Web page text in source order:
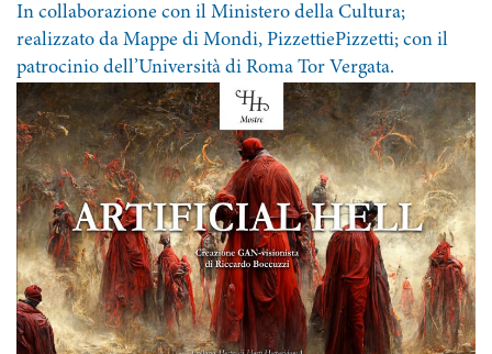
In collaborazione con il Ministero della Cultura;
realizzato da Mappe di Mondi, PizzettiePizzetti; con il
patrocinio dell’Università di Roma Tor Vergata.